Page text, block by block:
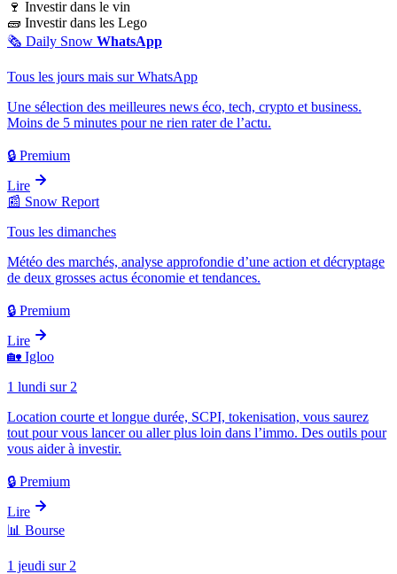
🍷 Investir dans le vin
🧱 Investir dans les Lego
🗞️ Daily Snow WhatsApp
Tous les jours mais sur WhatsApp
Une sélection des meilleures news éco, tech, crypto et business.
Moins de 5 minutes pour ne rien rater de l’actu.
🔒 Premium
Lire
📰 Snow Report
Tous les dimanches
Météo des marchés, analyse approfondie d’une action et décryptage
de deux grosses actus économie et tendances.
🔒 Premium
Lire
🏡 Igloo
1 lundi sur 2
Location courte et longue durée, SCPI, tokenisation, vous saurez
tout pour vous lancer ou aller plus loin dans l’immo. Des outils pour
vous aider à investir.
🔒 Premium
Lire
📊 Bourse
1 jeudi sur 2